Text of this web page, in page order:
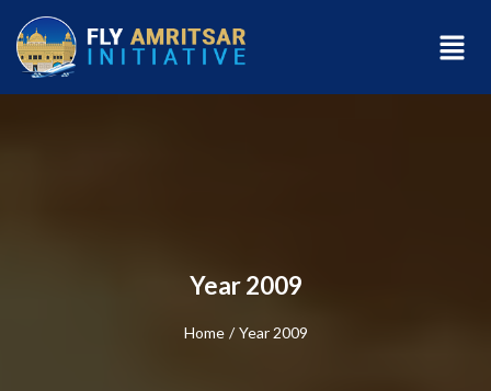
Year 2009
Home / Year 2009